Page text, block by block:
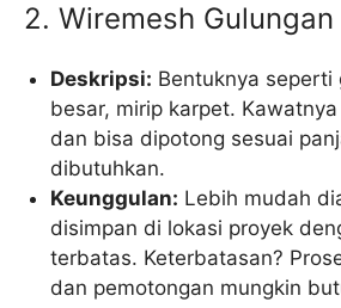
2. Wiremesh Gulungan
Deskripsi: Bentuknya seperti
besar, mirip karpet.
dan bisa dipotong sesuai
dibutuhkan.
Keunggulan: Lebih mudah
disimpan di lokasi proyek
terbatas. Keterbatasan?
dan pemotongan mungkin